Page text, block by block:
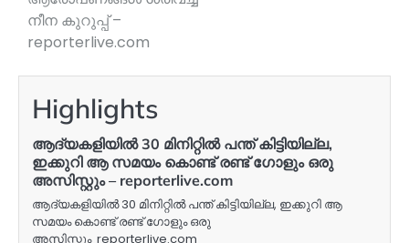
നീന കുറുപ്പ് –
reporterlive.com
Highlights
ആദ്യകളിയിൽ 30 മിനിറ്റിൽ പന്ത് കിട്ടിയില്ല,
ഇക്കുറി ആ സമയം കൊണ്ട് രണ്ട് ഗോളും ഒരു
അസിസ്റ്റും – reporterlive.com
ആദ്യകളിയിൽ 30 മിനിറ്റിൽ പന്ത് കിട്ടിയില്ല, ഇക്കുറി ആ
സമയം കൊണ്ട് രണ്ട് ഗോളും ഒരു
അസിസ്റ്റും reporterlive.com